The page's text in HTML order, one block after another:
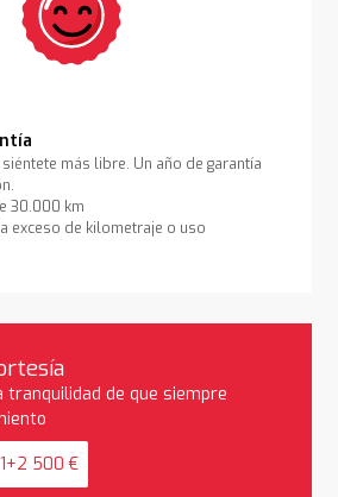
más libre. Un año de garantía
30.000 km
exceso de kilometraje o uso
tranquilidad de que siempre
1+2 500 €